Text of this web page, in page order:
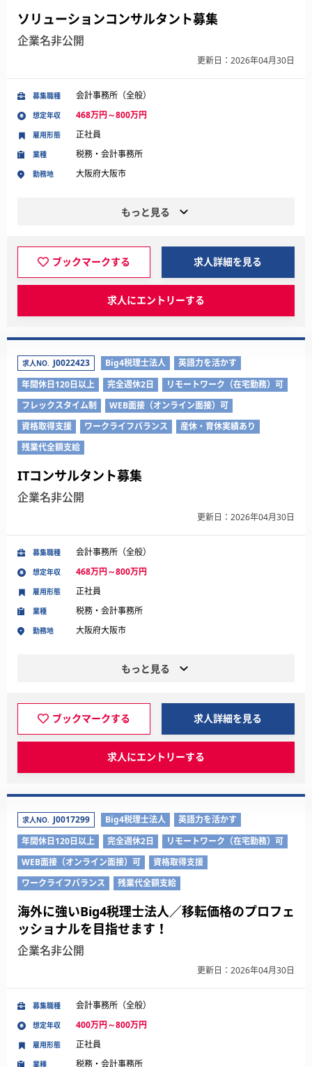
ソリューションコンサルタント募集
企業名非公開
更新日：2026年04月30日
募集職種 会計事務所（全般）
想定年収 468万円～800万円
業種 税務・会計事務所
勤務地 大阪府大阪市
雇用形態 正社員
もっと見る
ブックマークする 求人詳細を見る
求人にエントリーする
求人NO. J0022423 Big4税理士法人
英語力を活かす
年間休日120日以上
完全週休2日
リモートワーク（在宅勤務）可
フレックスタイム制
WEB面接（オンライン面接）可
資格取得支援
ワークライフバランス
産休・育休実績あり
残業代全額支給
ITコンサルタント募集
企業名非公開
更新日：2026年04月30日
募集職種 会計事務所（全般）
想定年収 468万円～800万円
業種 税務・会計事務所
勤務地 大阪府大阪市
雇用形態 正社員
もっと見る
ブックマークする 求人詳細を見る
求人にエントリーする
求人NO. J0017299 Big4税理士法人
英語力を活かす
年間休日120日以上
完全週休2日
リモートワーク（在宅勤務）可
WEB面接（オンライン面接）可
資格取得支援
ワークライフバランス
残業代全額支給
海外に強いBig4税理士法人／移転価格のプロフェ
ッショナルを目指せます！
企業名非公開
更新日：2026年04月30日
募集職種 会計事務所（全般）
想定年収 400万円～800万円
業種 税務・会計事務所
雇用形態 正社員